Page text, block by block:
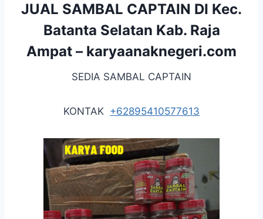
JUAL SAMBAL CAPTAIN DI Kec.
Batanta Selatan Kab. Raja
Ampat – karyaanaknegeri.com
SEDIA SAMBAL CAPTAIN
KONTAK +62895410577613